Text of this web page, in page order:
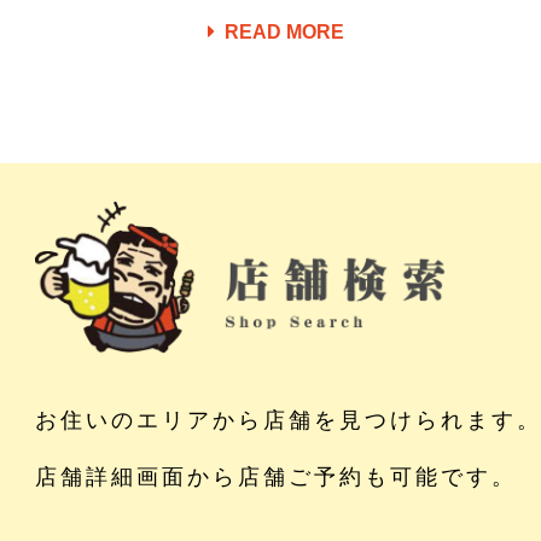
READ MORE
お住いのエリアから店舗を見つけられます
店舗詳細画面から店舗ご予約も可能です。